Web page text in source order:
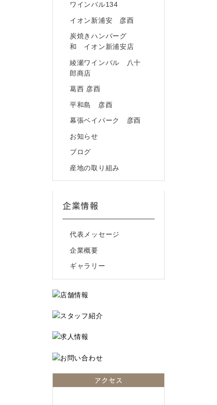
ワインバル134
イオン新浦安 彦酉
炭焼きハンバーグ
和 イオン新浦安店
綾瀬ワインバル 八十
郎商店
葛西 彦酉
平和島 彦酉
幕張ベイパーク 彦酉
お知らせ
ブログ
産地の取り組み
企業情報
代表メッセージ
企業概要
ギャラリー
アクセス